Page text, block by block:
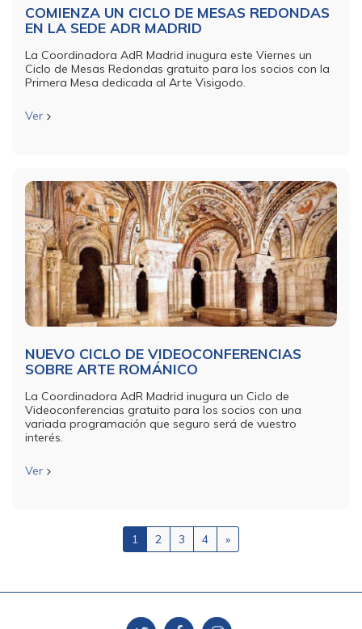
COMIENZA UN CICLO DE MESAS REDONDAS
EN LA SEDE ADR MADRID
La Coordinadora AdR Madrid inugura este Viernes un
Ciclo de Mesas Redondas gratuito para los socios con la
Primera Mesa dedicada al Arte Visigodo.
Ver
NUEVO CICLO DE VIDEOCONFERENCIAS
SOBRE ARTE ROMÁNICO
La Coordinadora AdR Madrid inugura un Ciclo de
Videoconferencias gratuito para los socios con una
variada programación que seguro será de vuestro
interés.
Ver
1 2 3 4 »